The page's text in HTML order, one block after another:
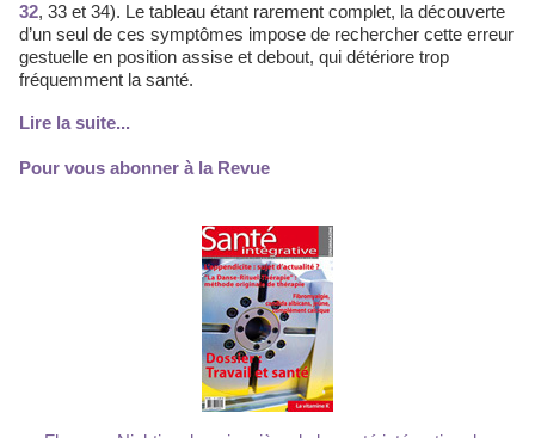
32, 33 et 34). Le tableau étant rarement complet, la découverte
d’un seul de ces symptômes impose de rechercher cette erreur
gestuelle en position assise et debout, qui détériore trop
fréquemment la santé.
Lire la suite...
Pour vous abonner à la Revue